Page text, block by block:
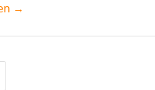
→